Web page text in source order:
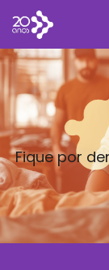
Fique por